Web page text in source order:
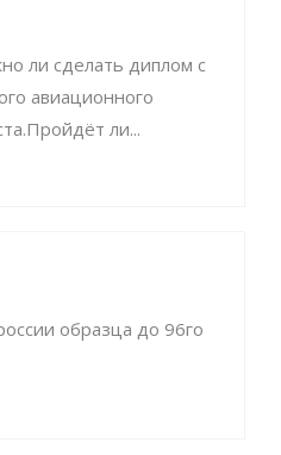
ли сделать диплом с
авиационного
ли...
образца до 96го